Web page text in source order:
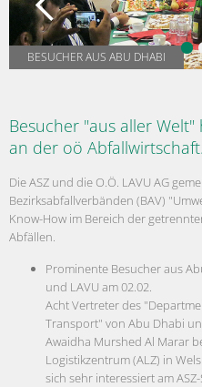
BESUCHER AUS ABU DHABI
Besucher "aus aller
an der oö Abfallwirtschaft.
Die ASZ und die O.Ö. LAVU AG
Bezirksabfallverbänden (BAV)
Know-How im Bereich der
Abfällen.
Prominente Besucher aus
und LAVU am 02.02.
Acht Vertreter des
Transport" von Abu Dhabi
Awaidha Murshed Al Marar
Logistikzentrum (ALZ) in
sich sehr interessiert am